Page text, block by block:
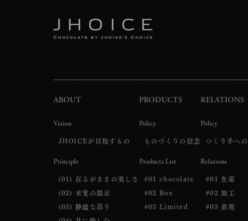
ABOUT
Vision
JHOICEが目指すもの
Principle
(01) 在るがままの美しさ
(02) 未覚の提示
(03) 静謐な昂り
PRODUCTS
Policy
ものづくりの信念
Products List
#01 chocolate
#02 Box
#03 Limited
RELATIONS
Policy
つくり手へ
Relations
#01 生産
#02 加工
#03 表現